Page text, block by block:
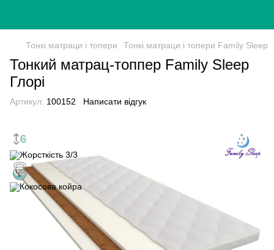
Тонкі матраци і топери Тонкі матраци і топери Family Sleep
Тонкий матрац-топпер Family Sleep
Глорі
Артикул: 100152 Написати відгук